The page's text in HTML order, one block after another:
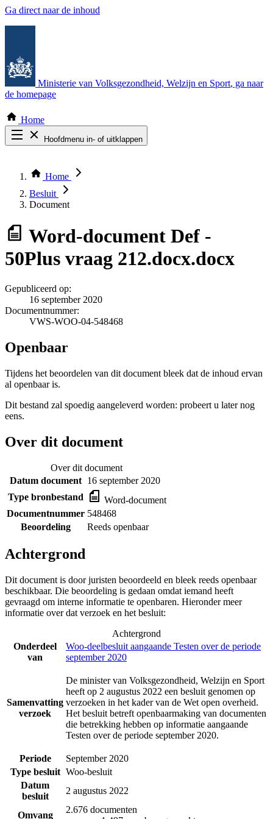
Ga direct naar de inhoud
Ministerie van Volksgezondheid, Welzijn en Sport, ga naar
de homepage
Home
Hoofdmenu in- of uitklappen
Thema COVID-19
Bekijk per bestuursorgaan
Home
Besluit
Document
Word-document Def -
50Plus vraag 212.docx.docx
Gepubliceerd op:
16 september 2020
Documentnummer:
VWS-WOO-04-548468
Openbaar
Tijdens het beoordelen van dit document bleek dat de inhoud ervan
al openbaar is.
Dit bestand zal spoedig aangeleverd worden: probeert u later nog
eens.
Over dit document
Over dit document
Datum document 16 september 2020
Type bronbestand
Word-document
Documentnummer 548468
Beoordeling
Reeds openbaar
Achtergrond
Dit document is door juristen beoordeeld en bleek reeds openbaar
beschikbaar. Die beoordeling is gedaan omdat iemand heeft
gevraagd om interne informatie te openbaren. Hieronder meer
informatie over dat verzoek en het besluit:
Achtergrond
Onderdeel
van
Woo-deelbesluit aangaande Testen over de periode
september 2020
Samenvatting
verzoek
De minister van Volksgezondheid, Welzijn en Sport
heeft op 2 augustus 2022 een besluit genomen op
verzoeken in het kader van de Wet open overheid.
Het besluit betreft openbaarmaking van documenten
die betrekking hebben op informatie aangaande
Testen over de periode september 2020.
Periode
September 2020
Type besluit Woo-besluit
Datum
besluit
2 augustus 2022
Omvang
2.676 documenten